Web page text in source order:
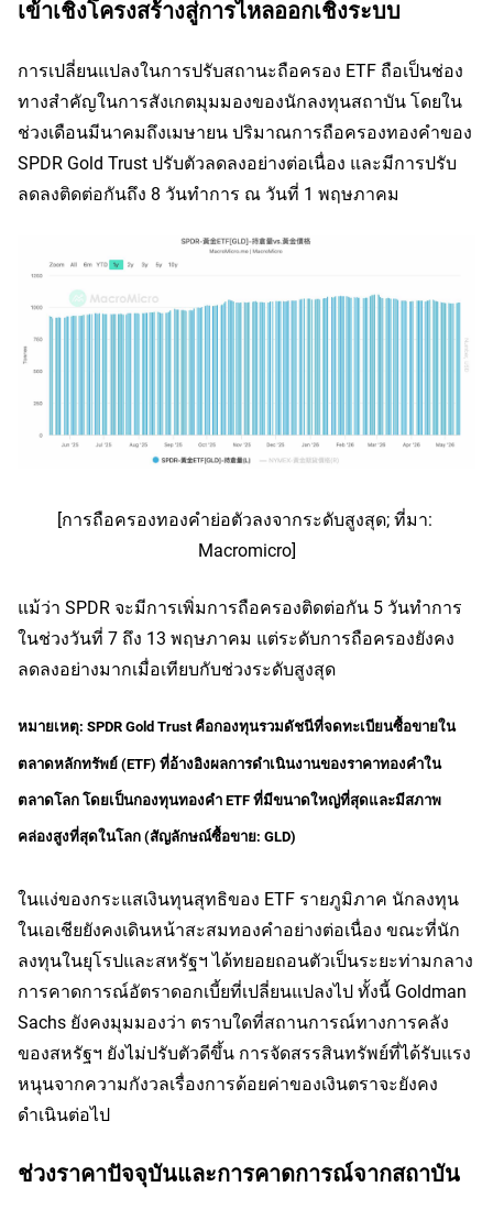
เข้าเชิงโครงสร้างสู่การไหลออกเชิงระบบ
การเปลี่ยนแปลงในการปรับสถานะถือครอง ETF ถือเป็นช่อง
ทางสำคัญในการสังเกตมุมมองของนักลงทุนสถาบัน โดยใน
ช่วงเดือนมีนาคมถึงเมษายน ปริมาณการถือครองทองคำของ
SPDR Gold Trust ปรับตัวลดลงอย่างต่อเนื่อง และมีการปรับ
ลดลงติดต่อกันถึง 8 วันทำการ ณ วันที่ 1 พฤษภาคม
[การถือครองทองคำย่อตัวลงจากระดับสูงสุด; ที่มา:
Macromicro]
แม้ว่า SPDR จะมีการเพิ่มการถือครองติดต่อกัน 5 วันทำการ
ในช่วงวันที่ 7 ถึง 13 พฤษภาคม แต่ระดับการถือครองยังคง
ลดลงอย่างมากเมื่อเทียบกับช่วงระดับสูงสุด
หมายเหตุ: SPDR Gold Trust คือกองทุนรวมดัชนีที่จดทะเบียนซื้อขายใน
ตลาดหลักทรัพย์ (ETF) ที่อ้างอิงผลการดำเนินงานของราคาทองคำใน
ตลาดโลก โดยเป็นกองทุนทองคำ ETF ที่มีขนาดใหญ่ที่สุดและมีสภาพ
คล่องสูงที่สุดในโลก (สัญลักษณ์ซื้อขาย: GLD)
ในแง่ของกระแสเงินทุนสุทธิของ ETF รายภูมิภาค นักลงทุน
ในเอเชียยังคงเดินหน้าสะสมทองคำอย่างต่อเนื่อง ขณะที่นัก
ลงทุนในยุโรปและสหรัฐฯ ได้ทยอยถอนตัวเป็นระยะท่ามกลาง
การคาดการณ์อัตราดอกเบี้ยที่เปลี่ยนแปลงไป ทั้งนี้ Goldman
Sachs ยังคงมุมมองว่า ตราบใดที่สถานการณ์ทางการคลัง
ของสหรัฐฯ ยังไม่ปรับตัวดีขึ้น การจัดสรรสินทรัพย์ที่ได้รับแรง
หนุนจากความกังวลเรื่องการด้อยค่าของเงินตราจะยังคง
ดำเนินต่อไป
ช่วงราคาปัจจุบันและการคาดการณ์จากสถาบัน